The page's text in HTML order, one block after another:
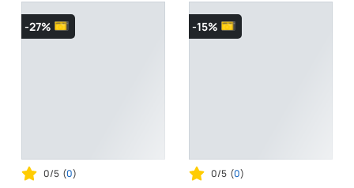
-27%
0/5 (0)
-15%
0/5 (0)